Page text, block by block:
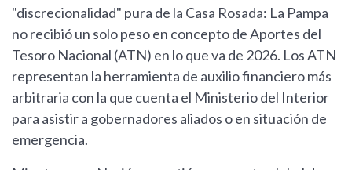
"discrecionalidad" pura de la Casa Rosada: La Pampa
no recibió un solo peso en concepto de Aportes del
Tesoro Nacional (ATN) en lo que va de 2026. Los ATN
representan la herramienta de auxilio financiero más
arbitraria con la que cuenta el Ministerio del Interior
para asistir a gobernadores aliados o en situación de
emergencia.